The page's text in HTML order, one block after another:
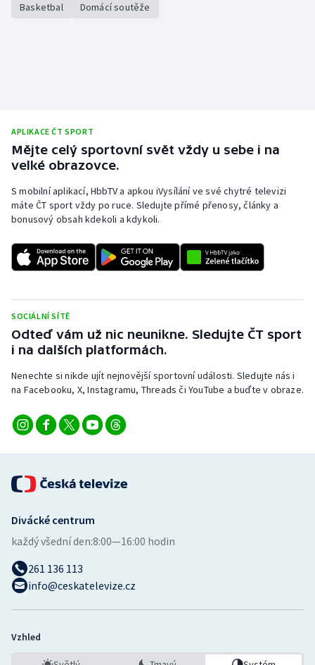
Plážový volejbal
Ragby
Rychlobruslení
Rychlostní kanoistika
Sportovní střelba
Triatlon
Veslování
Volejbal
Ostatní
Basketbal Domácí soutěže
APLIKACE ČT SPORT
Mějte celý sportovní svět vždy u sebe i na
velké obrazovce.
S mobilní aplikací, HbbTV a apkou iVysílání ve své chytré televizi
máte ČT sport vždy po ruce. Sledujte přímé přenosy, články a
bonusový obsah kdekoli a kdykoli.
SOCIÁLNÍ SÍTĚ
Odteď vám už nic neunikne. Sledujte ČT sport
i na dalších platformách.
Nenechte si nikde ujít nejnovější sportovní události. Sledujte nás i
na Facebooku, X, Instagramu, Threads či YouTube a buďte v obraze.
Divácké centrum
každý všední den:8:00—16:00 hodin
261 136 113
info@ceskatelevize.cz
Vzhled